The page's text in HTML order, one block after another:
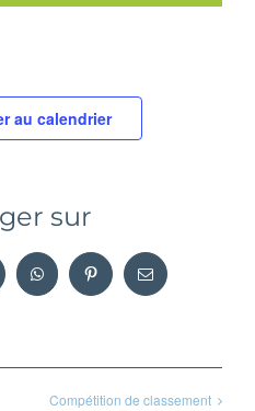
au calendrier
sur
WhatsAppPinterestEmail
Compétition de classement